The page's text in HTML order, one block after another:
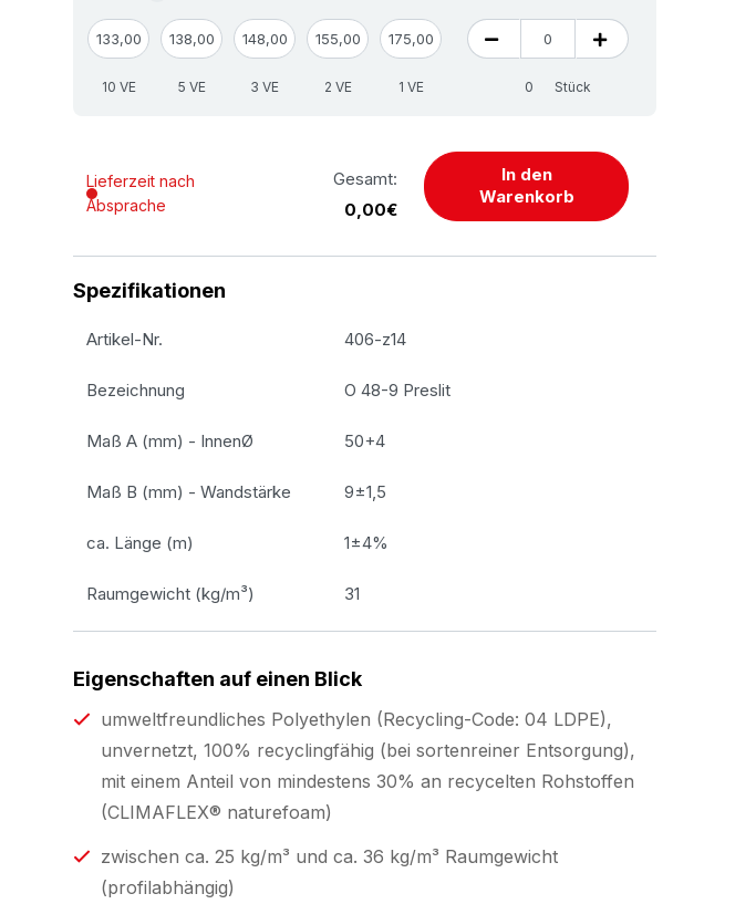
133,00 138,00 148,00 155,00 175,00
10 VE 5 VE 3 VE 2 VE 1 VE Stück
Lieferzeit nach
Absprache
Gesamt:
0,00€
In den
Warenkorb
Spezifikationen
Artikel-Nr. 406-z14
Bezeichnung O 48-9 Preslit
Maß A (mm) - InnenØ 50+4
Maß B (mm) - Wandstärke 9±1,5
ca. Länge (m) 1±4%
Raumgewicht (kg/m³) 31
Eigenschaften auf einen Blick
umweltfreundliches Polyethylen (Recycling-Code: 04 LDPE),
unvernetzt, 100% recyclingfähig (bei sortenreiner Entsorgung),
mit einem Anteil von mindestens 30% an recycelten Rohstoffen
(CLIMAFLEX® naturefoam)
zwischen ca. 25 kg/m³ und ca. 36 kg/m³ Raumgewicht
(profilabhängig)